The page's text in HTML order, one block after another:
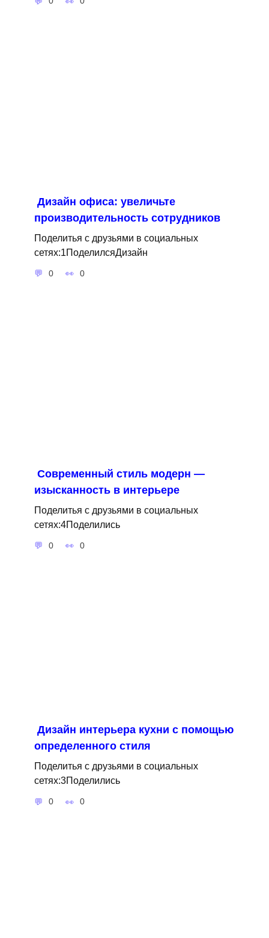
Дизайн офиса: увеличьте
производительность сотрудников
Поделитья с друзьями в социальных
сетях:1ПоделилсяДизайн
0 0
Современный стиль модерн —
изысканность в интерьере
Поделитья с друзьями в социальных
сетях:4Поделились
0 0
Дизайн интерьера кухни с помощью
определенного стиля
Поделитья с друзьями в социальных
сетях:3Поделились
0 0